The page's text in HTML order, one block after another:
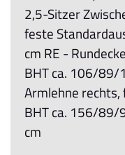
2,5-Sitzer
feste
cm RE -
BHT ca. 106/89/
Armlehne
BHT ca. 156/89/
cm